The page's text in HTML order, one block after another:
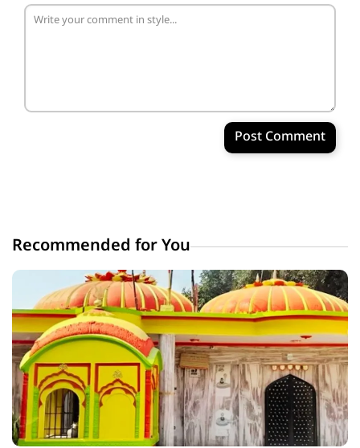
Post Comment
Recommended for You